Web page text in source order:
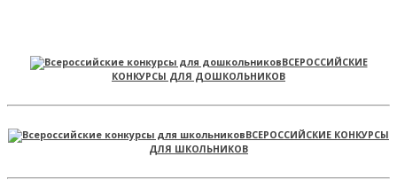
ВСЕРОССИЙСКИЕ
КОНКУРСЫ ДЛЯ ДОШКОЛЬНИКОВ
ВСЕРОССИЙСКИЕ КОНКУРСЫ
ДЛЯ ШКОЛЬНИКОВ